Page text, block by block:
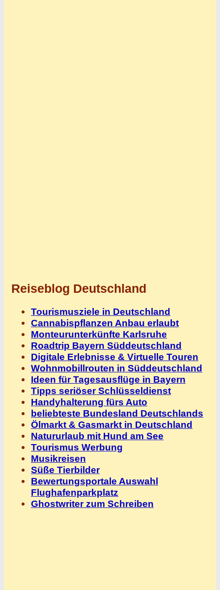
Reiseblog Deutschland
Tourismusziele in Deutschland
Cannabispflanzen Anbau erlaubt
Monteurunterkünfte Karlsruhe
Roadtrip Bayern Süddeutschland
Digitale Erlebnisse & Virtuelle Touren
Wohnmobillrouten in Süddeutschland
Ideen für Tagesausflüge in Bayern
Tipps seriöser Schlüsseldienst
Handyhalterung fürs Auto
beliebteste Bundesland Deutschlands
Ölmarkt & Gasmarkt in Deutschland
Natururlaub mit Hund am See
Tourismus Werbung
Musikreisen
Süße Tierbilder
Bewertungsportale Auswahl
Flughafenparkplatz
Ghostwriter zum Schreiben